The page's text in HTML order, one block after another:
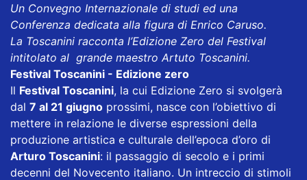
Un Convegno Internazionale di studi ed una
Conferenza dedicata alla figura di Enrico Caruso.
La Toscanini racconta l’Edizione Zero del Festival
intitolato al grande maestro Artuto Toscanini.
Festival Toscanini - Edizione zero
Il Festival Toscanini, la cui Edizione Zero si svolgerà
dal 7 al 21 giugno prossimi, nasce con l’obiettivo di
mettere in relazione le diverse espressioni della
produzione artistica e culturale dell’epoca d’oro di
Arturo Toscanini: il passaggio di secolo e i primi
decenni del Novecento italiano. Un intreccio di stimoli